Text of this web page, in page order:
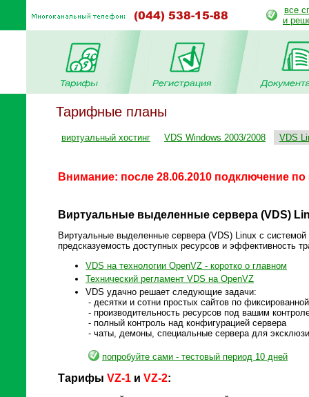
все
и
Тарифные планы
виртуальный хостинг VDS Windows 2003/2008 VDS
Внимание: после 28.06.2010 подключение
Виртуальные выделенные сервера (VDS)
Виртуальные выделенные сервера (VDS) Linux с системой
предсказуемость доступных ресурсов и эффективность
VDS на технологии OpenVZ - коротко о главном
Технический регламент VDS на OpenVZ
VDS удачно решает следующие задачи:
- десятки и сотни простых сайтов по
- производительность ресурсов под вашим
- полный контроль над конфигурацией сервера
- чаты, демоны, специальные сервера для
попробуйте сами - тестовый период 10 дней
Тарифы VZ-1 и VZ-2: